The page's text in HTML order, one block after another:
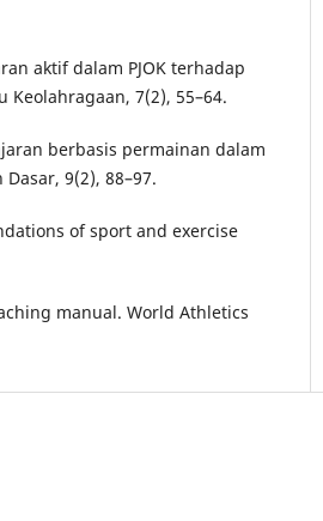
aktif dalam PJOK terhadap
Keolahragaan, 7(2), 55–64.
berbasis permainan dalam
9(2), 88–97.
of sport and exercise
manual. World Athletics